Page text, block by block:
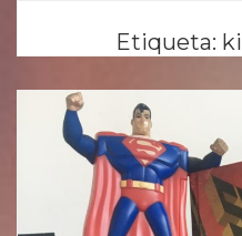
Etiqueta: